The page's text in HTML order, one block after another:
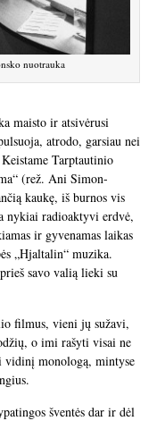
nuotrauka
maisto ir atsivėrusi
atrodo, garsiau nei
Tarptautinio
(rež. Ani Simon-
kaukę, iš burnos vis
nykiai radioaktyvi erdvė,
ir gyvenamas laikas
„Hjaltalin“ muzika.
savo valią lieki su
filmus, vieni jų sužavi,
o imi rašyti visai ne
vidinį monologą, mintyse
šventės dar ir dėl